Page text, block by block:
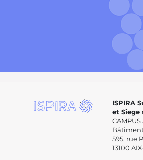
ISPIRA
et Siege
CAMPUS
595, rue
13100